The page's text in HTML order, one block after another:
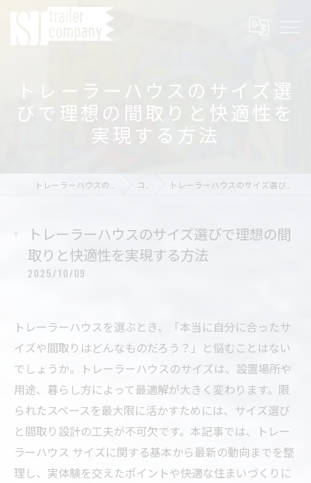
トレーラーハウスのサイズ選
びで理想の間取りと快適性を
実現する方法
コラム トレーラーハウスのサイズ選びで理想の間取りと快適性を実現する方法
トレーラーハウスのサイズ選びで理想の間
取りと快適性を実現する方法
2025/10/09
トレーラーハウスを選ぶとき、「本当に自分に合ったサ
イズや間取りはどんなものだろう？」と悩むことはない
でしょうか。トレーラーハウスのサイズは、設置場所や
用途、暮らし方によって最適解が大きく変わります。限
られたスペースを最大限に活かすためには、サイズ選び
と間取り設計の工夫が不可欠です。本記事では、トレー
ラーハウス サイズに関する基本から最新の動向までを整
理し、実体験を交えたポイントや快適な住まいづくりに